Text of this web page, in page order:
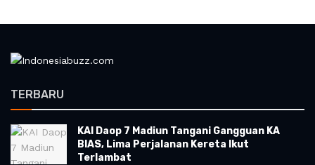
TERBARU
KAI Daop 7 Madiun Tangani Gangguan KA
BIAS, Lima Perjalanan Kereta Ikut
Terlambat